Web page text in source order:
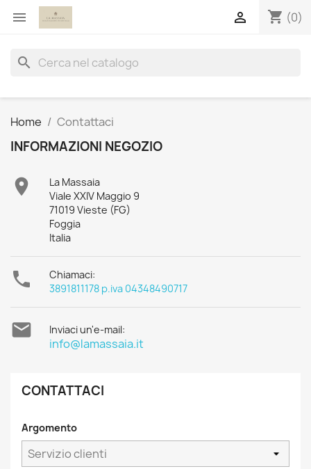
 shopping_cart (0)

search
Home Contattaci
INFORMAZIONI NEGOZIO

La Massaia
Viale XXIV Maggio 9
71019 Vieste (FG)
Foggia
Italia

Chiamaci:
3891811178 p.iva 04348490717
 Inviaci un'e-mail:
info@lamassaia.it
CONTATTACI
Argomento